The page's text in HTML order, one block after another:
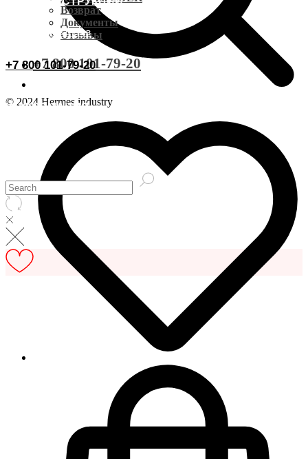
ОСТАВИТЬ ОТЗЫВ
+7 800 101-79-20
ИНФОРМАЦИЯ
Доставка CDEK
Документы
Возврат
Документы
Отзывы
+7 800 101-79-20
© 2024 Hermes industry